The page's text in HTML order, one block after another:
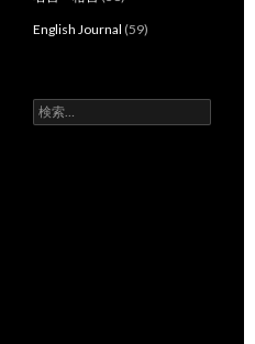
English Journal (59)
検
索: